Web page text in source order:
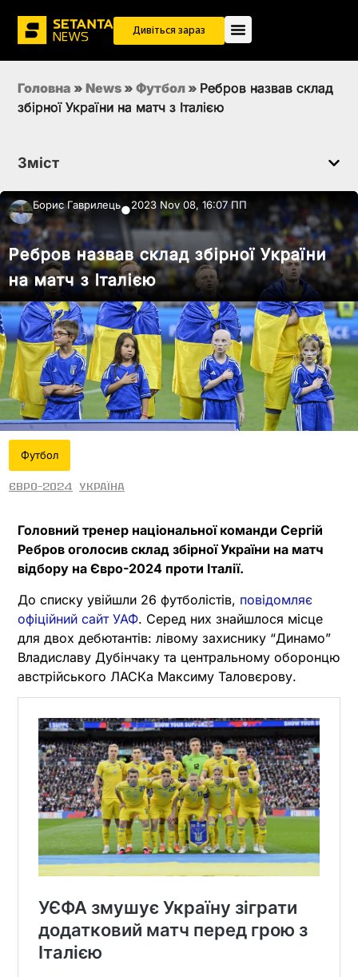
Дивіться зараз
Головна » News » Футбол » Ребров назвав склад
збірної України на матч з Італією
Зміст
Борис Гаврилець●2023 Nov 08, 16:07 ПП
Ребров назвав склад збірної України
на матч з Італією
Футбол
Євро-2024 Україна
Головний тренер національної команди Сергій
Ребров оголосив склад збірної України на матч
відбору на Євро-2024 проти Італії.
До списку увійшли 26 футболістів, повідомляє
офіційний сайт УАФ. Серед них знайшлося місце
для двох дебютантів: лівому захиснику “Динамо”
Владиславу Дубінчаку та центральному оборонцю
австрійського ЛАСКа Максиму Таловєрову.